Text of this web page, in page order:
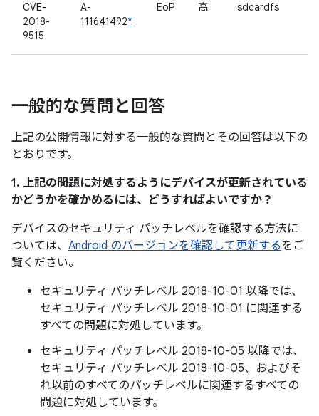
CVE-
2018-
9515
A-
111641492*
EoP 高 sdcardfs
一般的な質問と回答
上記の公開情報に対する一般的な質問とその回答は以下の
とおりです。
1. 上記の問題に対処するようにデバイスが更新されている
かどうかを確かめるには、どうすればよいですか？
デバイスのセキュリティ パッチレベルを確認する方法に
ついては、 Android のバージョンを確認して更新するをご
覧ください。
セキュリティ パッチレベル 2018-10-01 以降では、
セキュリティ パッチレベル 2018-10-01 に関連する
すべての問題に対処しています。
セキュリティ パッチレベル 2018-10-05 以降では、
セキュリティ パッチレベル 2018-10-05、およびそ
れ以前のすべてのパッチレベルに関連するすべての
問題に対処しています。